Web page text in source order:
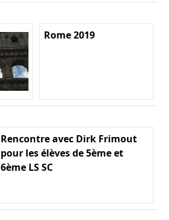
Rome 2019
Rencontre avec Dirk Frimout
pour les élèves de 5ème et
6ème LS SC